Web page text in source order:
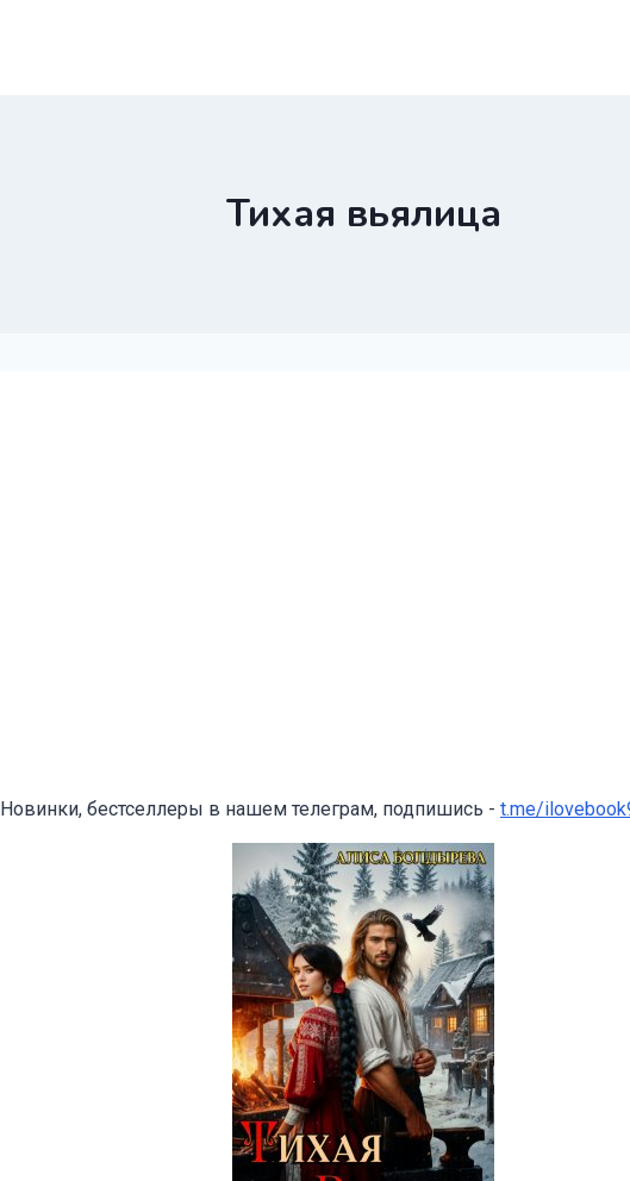
Тихая вьялица
Новинки, бестселлеры в нашем телеграм, подпишись - t.me/